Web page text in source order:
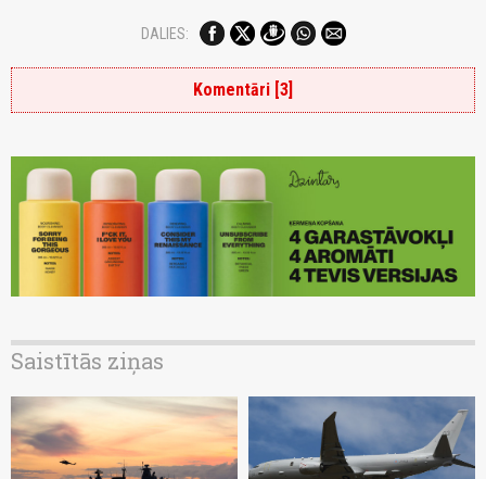
DALIES:
Komentāri [3]
Saistītās ziņas